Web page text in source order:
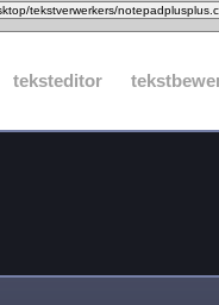
teksteditor